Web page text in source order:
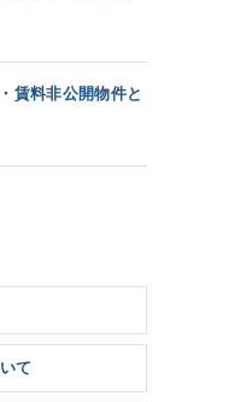
賃料非公開物件と
て